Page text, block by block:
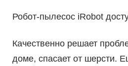
Робот-пылесос iRobot
Качественно решает
доме, спасает от шерсти.